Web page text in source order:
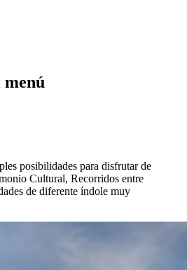
posibilidades para disfrutar de
Cultural, Recorridos entre
de diferente índole muy